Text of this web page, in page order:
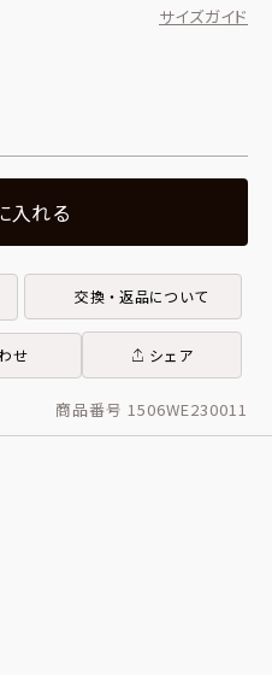
サイズガイド
入れる
交換・返品について
せ シェア
商品番号 1506WE230011